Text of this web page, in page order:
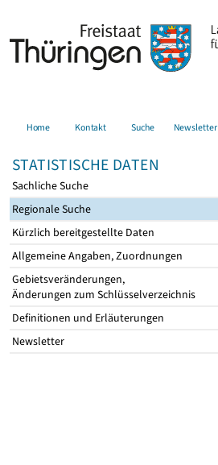
Home Kontakt Suche Newsletter
STATISTISCHE DATEN
Sachliche Suche
Regionale Suche
Kürzlich bereitgestellte Daten
Allgemeine Angaben, Zuordnungen
Gebietsveränderungen,
Änderungen zum Schlüsselverzeichnis
Definitionen und Erläuterungen
Newsletter